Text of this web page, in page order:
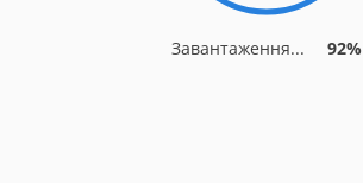
Завантаження... 92%